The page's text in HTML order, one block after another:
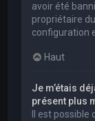
avoir été
propriétaire
configuration
Haut
Je m’étais
présent plus
Il est